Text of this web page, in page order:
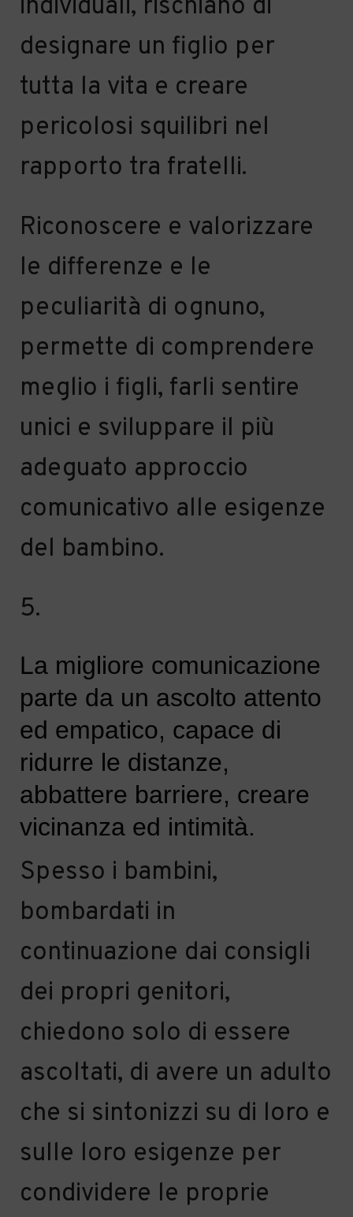
individuali, rischiano di
designare un figlio per
tutta la vita e creare
pericolosi squilibri nel
rapporto tra fratelli.
Riconoscere e valorizzare
le differenze e le
peculiarità di ognuno,
permette di comprendere
meglio i figli, farli sentire
unici e sviluppare il più
adeguato approccio
comunicativo alle esigenze
del bambino.
5.
La migliore comunicazione
parte da un ascolto attento
ed empatico, capace di
ridurre le distanze,
abbattere barriere, creare
vicinanza ed intimità.
Spesso i bambini,
bombardati in
continuazione dai consigli
dei propri genitori,
chiedono solo di essere
ascoltati, di avere un adulto
che si sintonizzi su di loro e
sulle loro esigenze per
condividere le proprie